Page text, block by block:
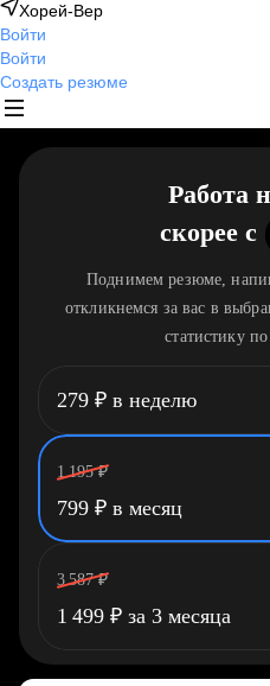
Хорей-Вер
Войти
Войти
Создать резюме
Работа
скорее c
Поднимем резюме,
откликнемся за вас в
статистику
279 ₽ в неделю
1 195 ₽
799 ₽ в месяц
3 587 ₽
1 499 ₽ за 3 месяца